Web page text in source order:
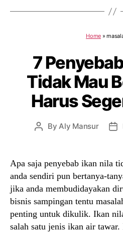
Home»
7
Tidak Mau
Harus
PostByAly Mansur
Apa saja penyebab ikan nila
anda sendiri pun bertanya-
jika anda membudidayakan
bisnis sampingan tentu
penting untuk dikulik. Ikan
salah satu jenis ikan air